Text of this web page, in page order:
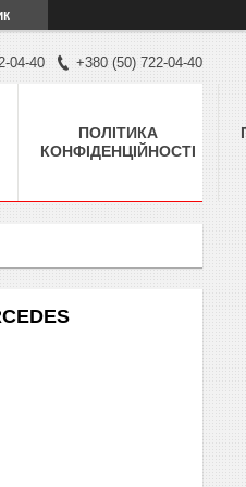
04-40 +380 (50) 722-04-40
ПОЛІТИКА
КОНФІДЕНЦІЙНОСТІ